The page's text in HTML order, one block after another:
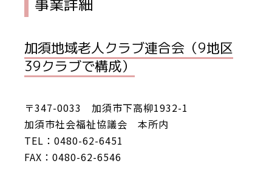
加須地域老人クラブ連合会（9地区
39クラブで構成）
〒347-0033 加須市下高柳1932-1
加須市社会福祉協議会 本所内
TEL：0480-62-6451
FAX：0480-62-6546